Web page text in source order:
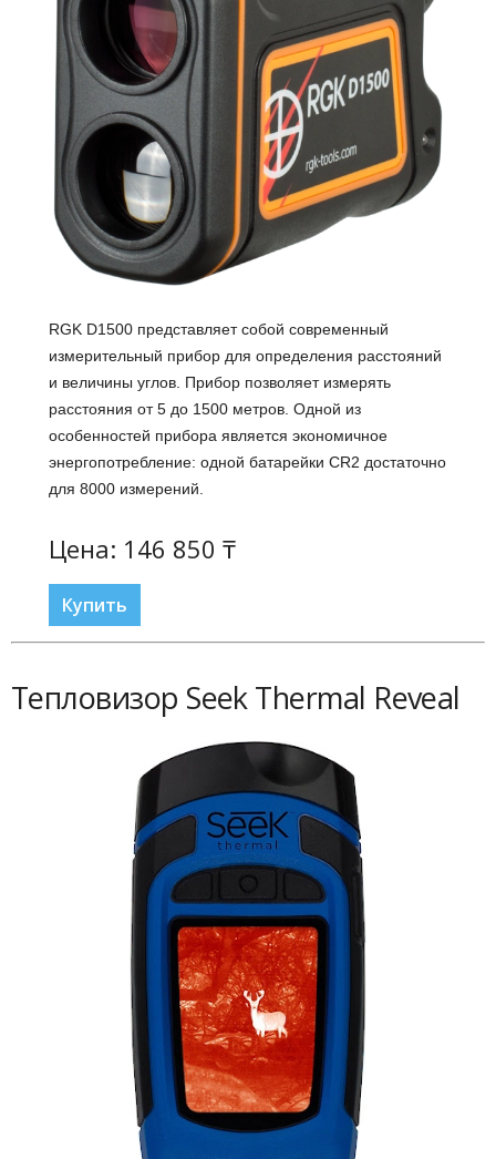
RGK D1500 представляет собой современный
измерительный прибор для определения расстояний
и величины углов. Прибор позволяет измерять
расстояния от 5 до 1500 метров. Одной из
особенностей прибора является экономичное
энергопотребление: одной батарейки CR2 достаточно
для 8000 измерений.
Цена: 146 850 ₸
Купить
Тепловизор Seek Thermal Reveal